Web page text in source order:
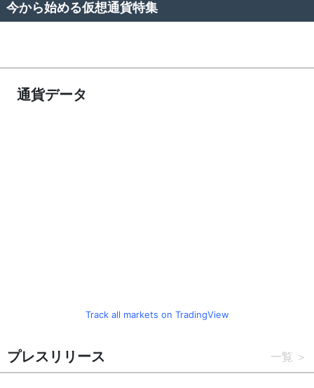
今から始める仮想通貨特集
通貨データ
Track all markets on TradingView
プレスリリース 一覧